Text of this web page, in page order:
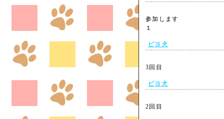
参加します
１
ピヨ犬
3回目
ピヨ犬
2回目